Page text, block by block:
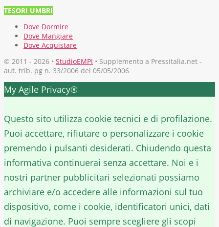
TESORI UMBRI
Dove Dormire
Dove Mangiare
Dove Acquistare
© 2011 - 2026 • StudioEMPI • Supplemento a Pressitalia.net -
aut. trib. pg n. 33/2006 del 05/05/2006
My Agile Privacy®
Questo sito utilizza cookie tecnici e di profilazione.
Puoi accettare, rifiutare o personalizzare i cookie
premendo i pulsanti desiderati. Chiudendo questa
informativa continuerai senza accettare. Noi e i
nostri partner pubblicitari selezionati possiamo
archiviare e/o accedere alle informazioni sul tuo
dispositivo, come i cookie, identificatori unici, dati
di navigazione. Puoi sempre scegliere gli scopi